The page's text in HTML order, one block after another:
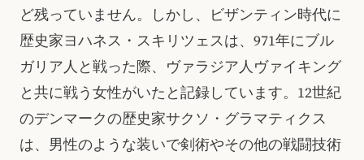
ど残っていません。しかし、ビザンティン時代に
歴史家ヨハネス・スキリツェスは、971年にブル
ガリア人と戦った際、ヴァラジア人ヴァイキング
と共に戦う女性がいたと記録しています。12世紀
のデンマークの歴史家サクソ・グラマティクス
は、男性のような装いで剣術やその他の戦闘技術